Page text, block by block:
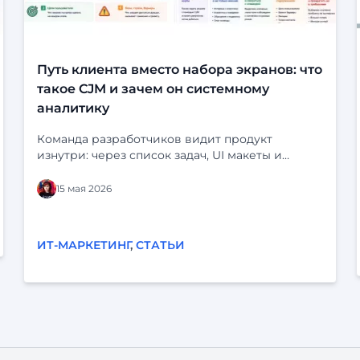
Путь клиента вместо набора экранов: что
такое CJM и зачем он системному
аналитику
Команда разработчиков видит продукт
изнутри: через список задач, UI макеты и
логично: кнопки на месте, статусы продуманы,
сценарий «срабатывает». Но у клиента перед
параллельных дел. Он может отвлечься,
Когда продукт строится «от экранов»,
доходят до конца». «Поддержка завалена
15 мая 2026
ИТ-МАРКЕТИНГ,СТАТЬИ